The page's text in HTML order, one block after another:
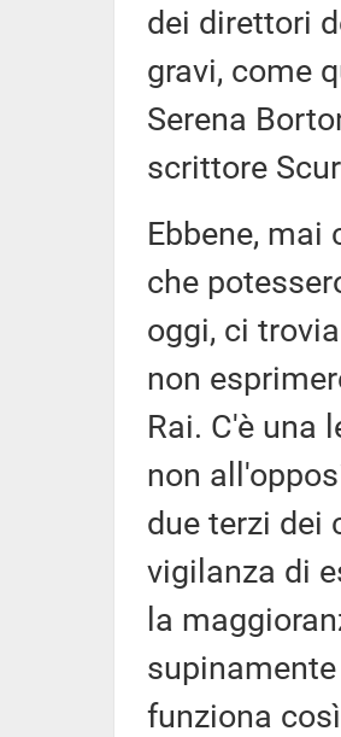
dei direttori
gravi, come
Serena
scrittore
Ebbene,
che
oggi, ci
non
Rai. C'è una
non
due terzi dei
vigilanza di
la
funziona